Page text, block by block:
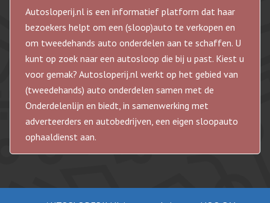
Autosloperij.nl is een informatief platform dat haar
bezoekers helpt om een (sloop)auto te verkopen en
om tweedehands auto onderdelen aan te schaffen. U
kunt op zoek naar een autosloop die bij u past. Kiest u
voor gemak? Autosloperij.nl werkt op het gebied van
(tweedehands) auto onderdelen samen met de
Onderdelenlijn en biedt, in samenwerking met
adverteerders en autobedrijven, een eigen sloopauto
ophaaldienst aan.